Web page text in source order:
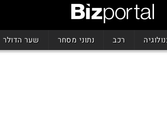
רכב נתוני מסחר שער הדולר